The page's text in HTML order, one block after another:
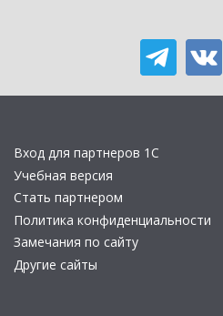
Вход для партнеров 1С
Учебная версия
Стать партнером
Политика конфиденциальности
Замечания по сайту
Другие сайты